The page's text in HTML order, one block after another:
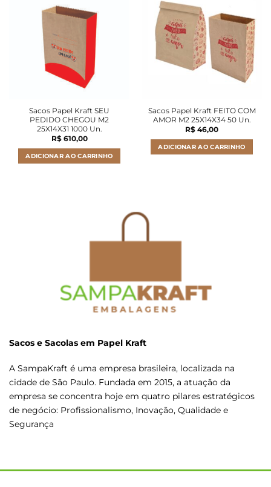
Sacos Papel Kraft SEU
PEDIDO CHEGOU M2
25X14X31 1000 Un.
R$610,00
ADICIONAR AO CARRINHO
Sacos Papel Kraft FEITO COM
AMOR M2 25X14X34 50 Un.
R$ 46,00
ADICIONAR AO CARRINHO
Sacos e Sacolas em Papel Kraft
A SampaKraft é uma empresa brasileira, localizada na
cidade de São Paulo. Fundada em 2015, a atuação da
empresa se concentra hoje em quatro pilares estratégicos
de negócio: Profissionalismo, Inovação, Qualidade e
Segurança